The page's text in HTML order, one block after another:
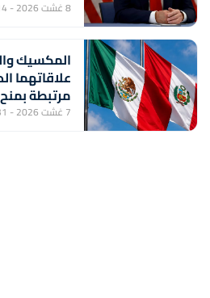
8 غشت 2026 - 11:14
المكسيك
علاقاتهما
مرتبطة
بيروفية
7 غشت 2026 - 20:31